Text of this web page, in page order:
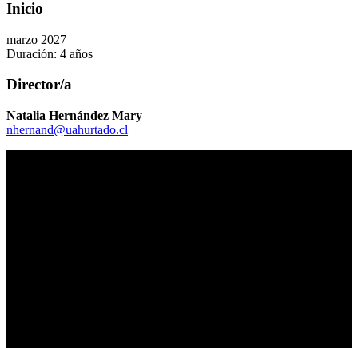
Inicio
marzo 2027
Duración: 4 años
Director/a
Natalia Hernández Mary
nhernand@uahurtado.cl